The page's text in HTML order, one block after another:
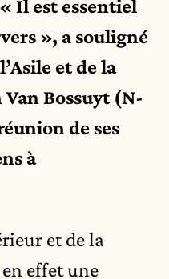
Il est essentiel
», a souligné
et de la
Bossuyt (N-
de ses
à
et de la
effet une